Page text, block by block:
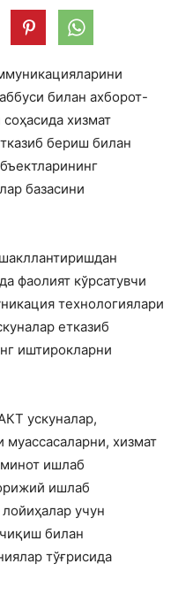
билан ахборот-
хизмат
бериш билан
базасини
фаолият кўрсатувчи
технологиялари
етказиб
иштирокларни
ускуналар,
муассасаларни, хизмат
ишлаб
ишлаб
учун
билан
тўғрисида